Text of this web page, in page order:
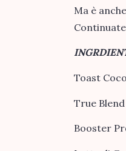
Ma è
Toast
True
Booster